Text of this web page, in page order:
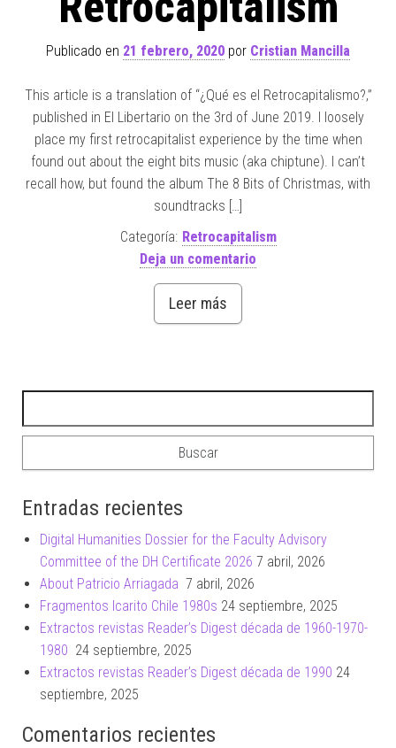
Publicado en 21 febrero, 2020 por Cristian Mancilla
This article is a translation of “¿Qué es el Retrocapitalismo?,”
published in El Libertario on the 3rd of June 2019. I loosely
place my first retrocapitalist experience by the time when
found out about the eight bits music (aka chiptune). I can’t
recall how, but found the album The 8 Bits of Christmas, with
soundtracks […]
Categoría: Retrocapitalism
Deja un comentario
Leer más
Entradas recientes
Digital Humanities Dossier for the Faculty Advisory
Committee of the DH Certificate 2026 7 abril, 2026
About Patricio Arriagada 7 abril, 2026
Fragmentos Icarito Chile 1980s 24 septiembre, 2025
Extractos revistas Reader’s Digest década de 1960-1970-
1980 24 septiembre, 2025
Extractos revistas Reader’s Digest década de 1990 24
septiembre, 2025
Comentarios recientes